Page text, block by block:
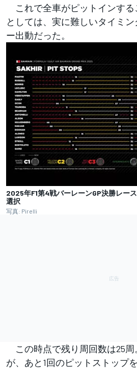
これで全車がピットインする
としては、実に難しいタイミ
ー出動だった。
2025年F1第4戦バーレーンGP決勝レー
選択
写真: Pirelli
この時点で残り周回数は25周
が、あと1回のピットストップ